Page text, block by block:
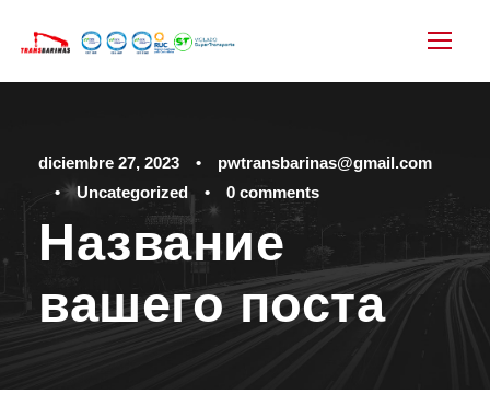
diciembre 27, 2023 •
pwtransbarinas@gmail.com
•
Uncategorized • 0 comments
Название
вашего поста